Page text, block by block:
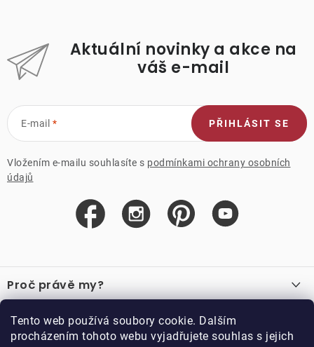
Tento web používá soubory cookie. Dalším
procházením tohoto webu vyjadřujete souhlas s jejich
Aktuální novinky a akce na
váš e-mail
E-mail
Vložením e-mailu souhlasíte s podmínkami ochrany osobních
údajů
PŘIHLÁSIT SE
á
p
a
Proč právě my?
Recenze
Důležité odkazy
Velkoobchod